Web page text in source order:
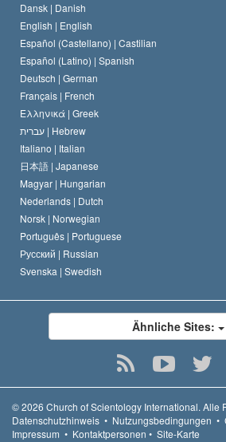
Der Kodex eines Scientologen
David Miscavige
Eine öffentliche Erklärung über Religion
Dansk | Danish
English | English
Español (Castellano) | Castilian
Español (Latino) | Spanish
Deutsch | German
Français | French
Ελληνικά | Greek
עברית | Hebrew
Italiano | Italian
日本語 | Japanese
Magyar | Hungarian
Nederlands | Dutch
Norsk | Norwegian
Português | Portuguese
Русский | Russian
Svenska | Swedish
Ähnliche Sites:
© 2026 Church of Scientology International. Alle
Datenschutzhinweis • Nutzungsbedingungen •
Impressum • Kontaktpersonen • Site-Karte